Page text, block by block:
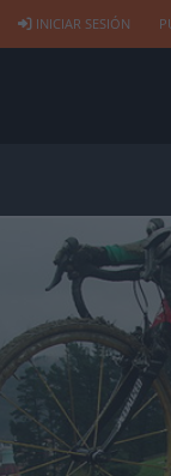
INICIAR SESIÓN